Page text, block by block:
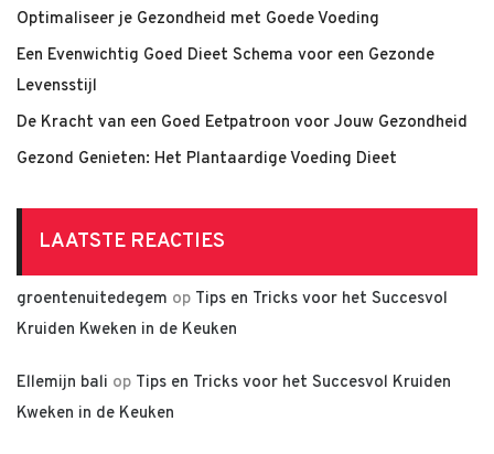
Optimaliseer je Gezondheid met Goede Voeding
Een Evenwichtig Goed Dieet Schema voor een Gezonde
Levensstijl
De Kracht van een Goed Eetpatroon voor Jouw Gezondheid
Gezond Genieten: Het Plantaardige Voeding Dieet
LAATSTE REACTIES
groentenuitedegem op Tips en Tricks voor het Succesvol
Kruiden Kweken in de Keuken
Ellemijn bali op Tips en Tricks voor het Succesvol Kruiden
Kweken in de Keuken